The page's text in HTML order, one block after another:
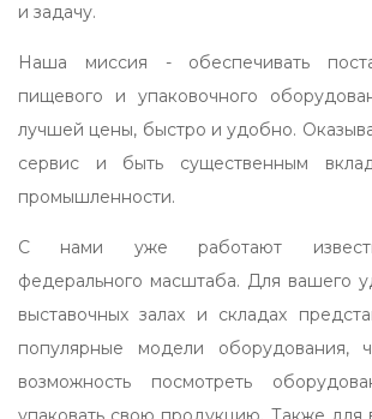
и задачу.
Наша миссия - обеспечивать
пищевого и упаковочного
лучшей цены, быстро и удобно.
сервис и быть существенным
промышленности.
С нами уже работают
федерального масштаба. Для вашего
выставочных залах и складах
популярные модели оборудования,
возможность посмотреть